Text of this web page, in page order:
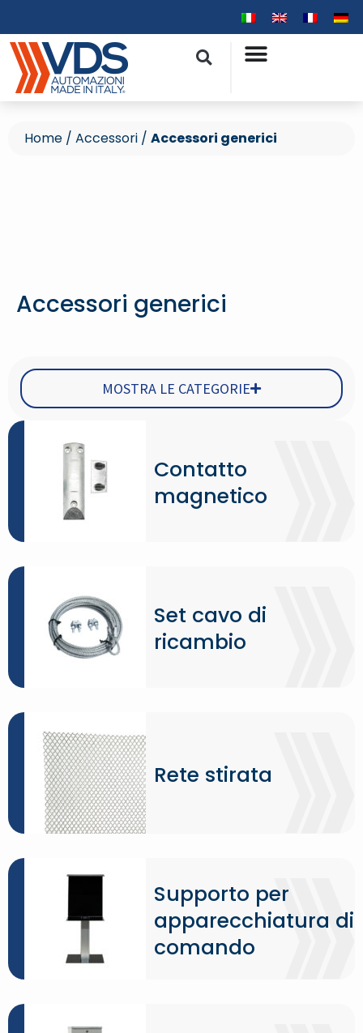
Home / Accessori / Accessori generici
Accessori generici
MOSTRA LE CATEGORIE
Contatto
magnetico
Set cavo di
ricambio
Rete stirata
Supporto per
apparecchiatura di
comando